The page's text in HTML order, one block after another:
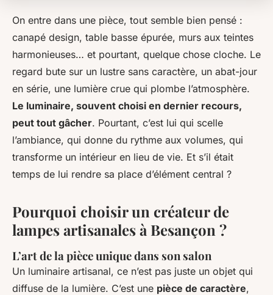
On entre dans une pièce, tout semble bien pensé :
canapé design, table basse épurée, murs aux teintes
harmonieuses… et pourtant, quelque chose cloche. Le
regard bute sur un lustre sans caractère, un abat-jour
en série, une lumière crue qui plombe l’atmosphère.
Le luminaire, souvent choisi en dernier recours,
peut tout gâcher. Pourtant, c’est lui qui scelle
l’ambiance, qui donne du rythme aux volumes, qui
transforme un intérieur en lieu de vie. Et s’il était
temps de lui rendre sa place d’élément central ?
Pourquoi choisir un créateur de
lampes artisanales à Besançon ?
L’art de la pièce unique dans son salon
Un luminaire artisanal, ce n’est pas juste un objet qui
diffuse de la lumière. C’est une pièce de caractère,